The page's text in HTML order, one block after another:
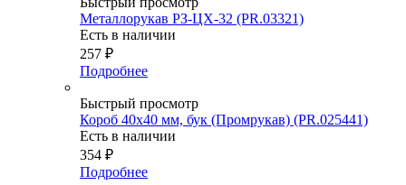
Металлорукав РЗ-ЦХ-32 (PR.03321)
Есть в наличии
257 ₽
Подробнее
Быстрый просмотр
Короб 40х40 мм, бук (Промрукав) (PR.025441)
Есть в наличии
354 ₽
Подробнее